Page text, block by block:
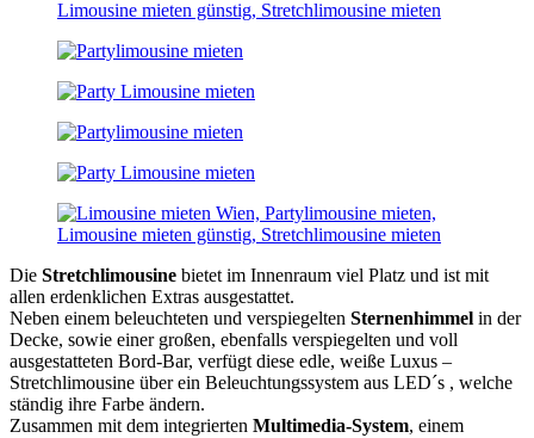
Die Stretchlimousine bietet im Innenraum viel Platz und ist mit
allen erdenklichen Extras ausgestattet.
Neben einem beleuchteten und verspiegelten Sternenhimmel in der
Decke, sowie einer großen, ebenfalls verspiegelten und voll
ausgestatteten Bord-Bar, verfügt diese edle, weiße Luxus –
Stretchlimousine über ein Beleuchtungssystem aus LED´s , welche
ständig ihre Farbe ändern.
Zusammen mit dem integrierten Multimedia-System, einem